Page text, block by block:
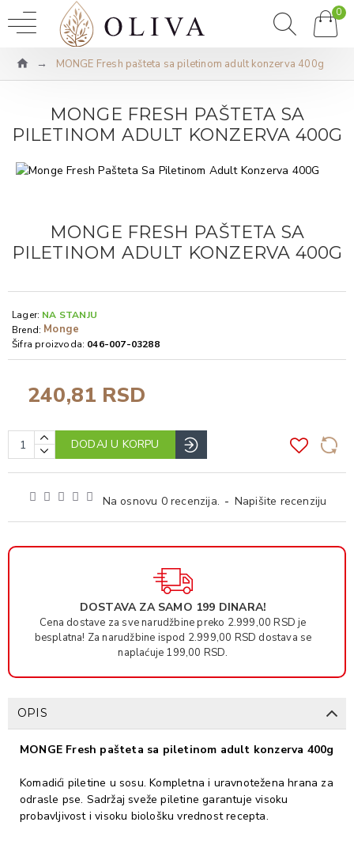
0
MONGE Fresh pašteta sa piletinom adult konzerva 400g
MONGE FRESH PAŠTETA SA
PILETINOM ADULT KONZERVA 400G
MONGE FRESH PAŠTETA SA
PILETINOM ADULT KONZERVA 400G
Na osnovu 0 recenzija. - Napišite recenziju
240,81 RSD
Lager: NA STANJU
Brend: Monge
Šifra proizvoda: 046-007-03288
DODAJ U KORPU
DOSTAVA ZA SAMO 199 DINARA!
Cena dostave za sve narudžbine preko 2.999,00 RSD je
besplatna! Za narudžbine ispod 2.999,00 RSD dostava se
naplaćuje 199,00 RSD.
OPIS
MONGE Fresh pašteta sa piletinom adult konzerva 400g
Komadići piletine u sosu. Kompletna i uravnotežena hrana za
odrasle pse. Sadržaj sveže piletine garantuje visoku
probavljivost i visoku biološku vrednost recepta.